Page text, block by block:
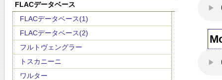
FLACデータベース
FLACデータベース(1)
FLACデータベース(2)
フルトヴェングラー
トスカニーニ
ワルター